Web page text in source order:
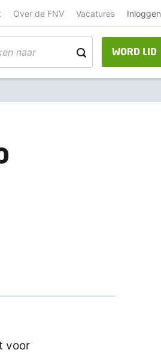
Over de FNV Vacatures Inloggen
WORD LID
voor